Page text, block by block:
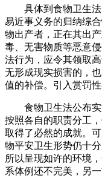
具体到食物卫生法
易近事义务的归纳综
物出产者，正在其出
毒、无害物质等恶意
法行为，应令其领取
无形成现实损害的，
值的补偿。引入赏罚
食物卫生法公布实
按照各自的职责分工
取得了必然的成就。
物平安卫生形势仍十
所以呈现如许的环境
系体例还不完美，另